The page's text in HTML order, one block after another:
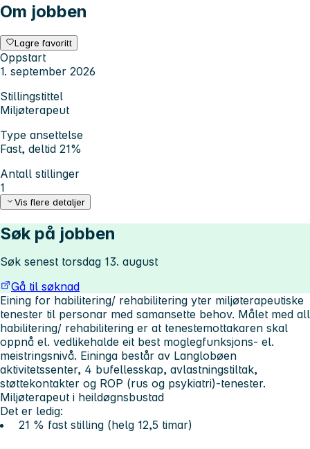
Om jobben
Lagre favoritt
Oppstart
1. september 2026
Stillingstittel
Miljøterapeut
Type ansettelse
Fast, deltid 21%
Antall stillinger
1
Vis flere detaljer
Søk på jobben
Søk senest torsdag 13. august
Gå til søknad
Eining for habilitering/ rehabilitering yter miljøterapeutiske
tenester til personar med samansette behov. Målet med all
habilitering/ rehabilitering er at tenestemottakaren skal
oppnå el. vedlikehalde eit best moglegfunksjons- el.
meistringsnivå. Eininga består av Langlobøen
aktivitetssenter, 4 bufellesskap, avlastningstiltak,
støttekontakter og ROP (rus og psykiatri)-tenester.
Miljøterapeut i heildøgnsbustad
Det er ledig:
21 % fast stilling (helg 12,5 timar)